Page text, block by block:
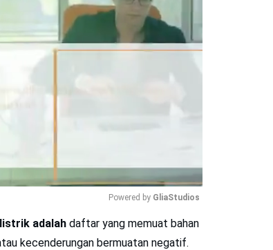
Mute
Powered by GliaStudios
adalah daftar yang memuat bahan
kecenderungan bermuatan negatif.